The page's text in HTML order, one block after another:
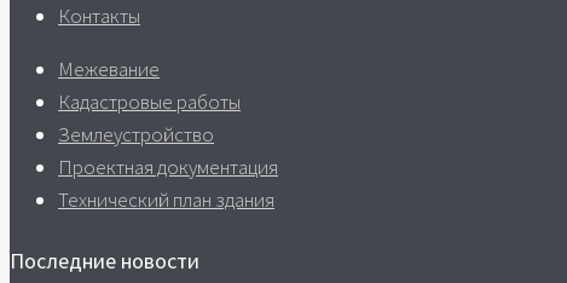
Контакты
Межевание
Кадастровые работы
Землеустройство
Проектная документация
Технический план здания
Последние новости